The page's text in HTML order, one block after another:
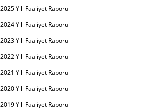
2025 Yılı Faaliyet Raporu
2024 Yılı Faaliyet Raporu
2023 Yılı Faaliyet Raporu
2022 Yılı Faaliyet Raporu
2021 Yılı Faaliyet Raporu
2020 Yılı Faaliyet Raporu
2019 Yılı Faaliyet Raporu